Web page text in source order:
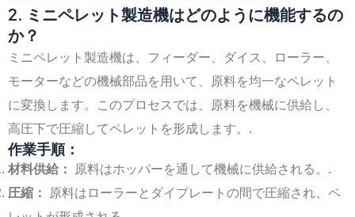
2. ミニペレット製造機はどのように機能するの
か？
ミニペレット製造機は、フィーダー、ダイス、ローラー、
モーターなどの機械部品を用いて、原料を均一なペレット
に変換します。このプロセスでは、原料を機械に供給し、
高圧下で圧縮してペレットを形成します。.
作業手順：
材料供給：
原料はホッパーを通して機械に供給される。.
圧縮：
原料はローラーとダイプレートの間で圧縮され、ペ